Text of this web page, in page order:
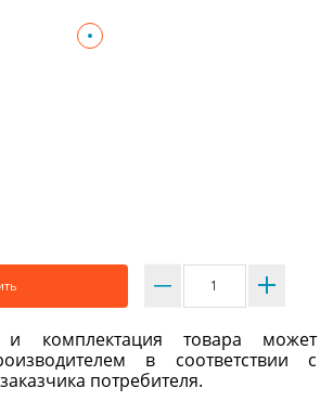
и комплектация товара может
в соответствии с
потребителя.